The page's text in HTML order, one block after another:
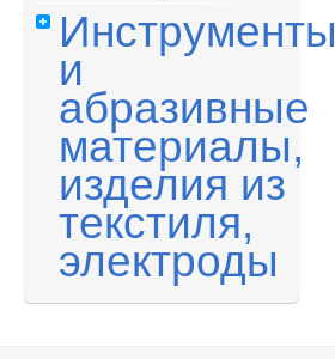
Инструменты
и
абразивные
материалы,
изделия из
текстиля,
электроды